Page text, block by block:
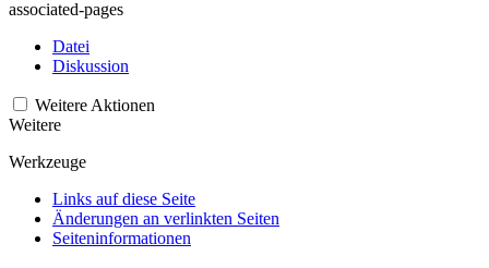
associated-pages
Datei
Diskussion
Weitere Aktionen
Weitere
Werkzeuge
Links auf diese Seite
Änderungen an verlinkten Seiten
Seiten­­informationen